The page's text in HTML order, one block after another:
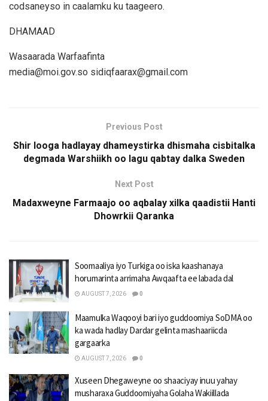
codsaneyso in caalamku ku taageero.
DHAMAAD
Wasaarada Warfaafinta
media@moi.gov.so sidiqfaarax@gmail.com
Previous Post
Shir looga hadlayay dhameystirka dhismaha cisbitalka
degmada Warshiikh oo lagu qabtay dalka Sweden
Next Post
Madaxweyne Farmaajo oo aqbalay xilka qaadistii Hanti
Dhowrkii Qaranka
Soomaaliya iyo Turkiga oo iska kaashanaya
horumarinta arrimaha Awqaafta ee labada dal
AUGUST 7, 2026 0
Maamulka Waqooyi bari iyo guddoomiya SoDMA oo
ka wada hadlay Dardar gelinta mashaariicda
gargaarka
AUGUST 7, 2026 0
Xuseen Dhegaweyne oo shaaciyay inuu yahay
musharaxa Guddoomiyaha Golaha Wakiillada